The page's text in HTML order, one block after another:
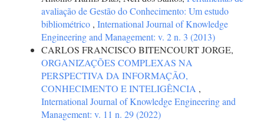
avaliação de Gestão do Conhecimento: Um estudo
bibliométrico , International Journal of Knowledge
Engineering and Management: v. 2 n. 3 (2013)
CARLOS FRANCISCO BITENCOURT JORGE,
ORGANIZAÇÕES COMPLEXAS NA
PERSPECTIVA DA INFORMAÇÃO,
CONHECIMENTO E INTELIGÊNCIA ,
International Journal of Knowledge Engineering and
Management: v. 11 n. 29 (2022)